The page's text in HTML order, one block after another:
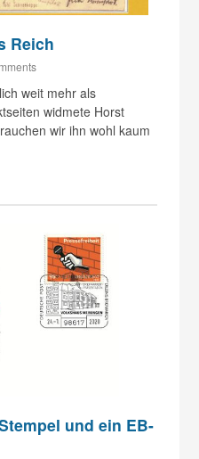
Reich
weit mehr als
widmete Horst
wir ihn wohl kaum
und ein EB-